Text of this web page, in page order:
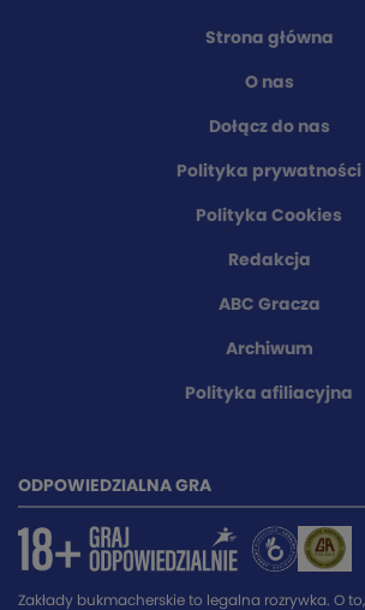
Strona główna
O nas
Dołącz do nas
Polityka prywatności
Polityka Cookies
Redakcja
ABC Gracza
Archiwum
Polityka afiliacyjna
ODPOWIEDZIALNA GRA
Zakłady bukmacherskie to legalna rozrywka. O